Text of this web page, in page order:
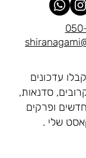
עדכונים
סדנאות,
ופרקים
שלי .